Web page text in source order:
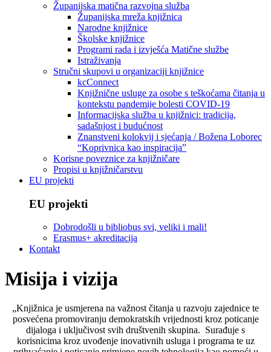
Županijska matična razvojna služba
Županijska mreža knjižnica
Narodne knjižnice
Školske knjižnice
Programi rada i izvješća Matične službe
Istraživanja
Stručni skupovi u organizaciji knjižnice
kcConnect
Knjižnične usluge za osobe s teškoćama čitanja u
kontekstu pandemije bolesti COVID-19
Informacijska služba u knjižnici: tradicija,
sadašnjost i budućnost
Znanstveni kolokvij i sjećanja / Božena Loborec
“Koprivnica kao inspiracija”
Korisne poveznice za knjižničare
Propisi u knjižničarstvu
EU projekti
EU projekti
Dobrodošli u bibliobus svi, veliki i mali!
Erasmus+ akreditacija
Kontakt
Misija i vizija
„Knjižnica je usmjerena na važnost čitanja u razvoju zajednice te
posvećena promoviranju demokratskih vrijednosti kroz poticanje
dijaloga i uključivost svih društvenih skupina. Surađuje s
korisnicima kroz uvođenje inovativnih usluga i programa te uz